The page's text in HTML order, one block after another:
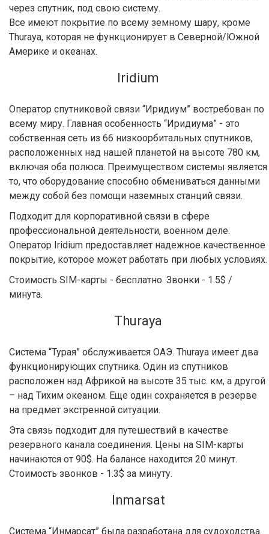
через спутник, под свою систему.
Все имеют покрытие по всему земному шару, кроме
Thuraya, которая не функционирует в Северной/Южной
Америке и океанах.
Iridium
Оператор спутниковой связи “Иридиум” востребован по
всему миру. Главная особенность “Иридиума” - это
собственная сеть из 66 низкоорбитальных спутников,
расположенных над нашей планетой на высоте 780 км,
включая оба полюса. Преимуществом системы является
то, что оборудование способно обмениваться данными
между собой без помощи наземных станций связи.
Подходит для корпоративной связи в сфере
профессиональной деятельности, военном деле.
Оператор Iridium предоставляет надежное качественное
покрытие, которое может работать при любых условиях.
Стоимость SIM-карты - бесплатно. Звонки - 1.5$ /
минута.
Thuraya
Система “Турая” обслуживается ОАЭ. Thuraya имеет два
функционирующих спутника. Один из спутников
расположен над Африкой на высоте 35 тыс. км, а другой
– над Тихим океаном. Еще один сохраняется в резерве
на предмет экстренной ситуации.
Эта связь подходит для путешествий в качестве
резервного канала соединения. Цены на SIM-карты
начинаются от 90$. На балансе находится 20 минут.
Стоимость звонков - 1.3$ за минуту.
Inmarsat
Система “Инмарсат” была разработана для судоходства.